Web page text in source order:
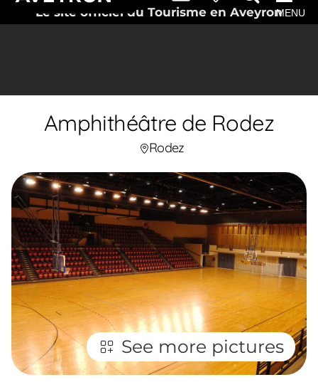
Le site officiel du Tourisme en AveyronMENU
Amphithéâtre de Rodez
Rodez
See more pictures